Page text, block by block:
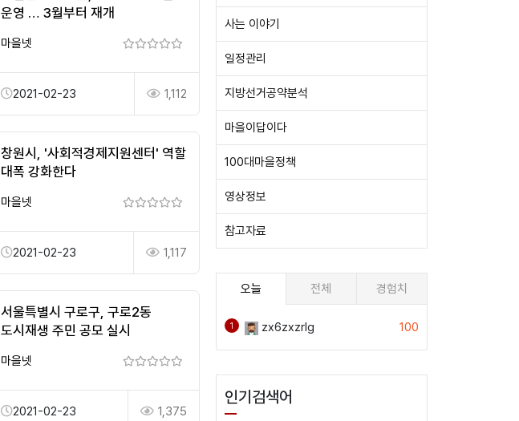
운영 … 3월부터 재개
마을넷
2021-02-23 1,112
창원시, '사회적경제지원센터' 역할
대폭 강화한다
마을넷
2021-02-23 1,117
서울특별시 구로구, 구로2동
도시재생 주민 공모 실시
마을넷
2021-02-23 1,375
사는 이야기
일정관리
지방선거공약분석
마을이답이다
100대마을정책
영상정보
참고자료
오늘 전체 경험치
1 zx6zxzrlg 100
인기검색어